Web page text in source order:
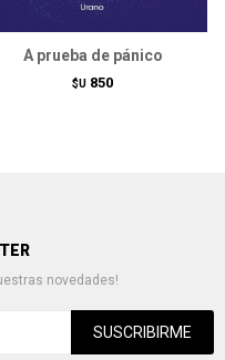
A prueba de pánico
$U 850
novedades!
SUSCRIBIRME